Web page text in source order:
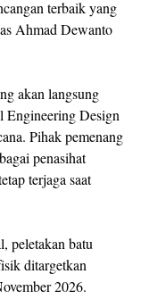
terbaik yang
Ahmad Dewanto
akan langsung
Engineering Design
Pihak pemenang
penasihat
terjaga saat
peletakan batu
ditargetkan
2026.